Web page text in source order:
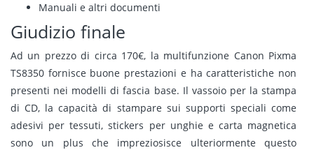
Manuali e altri documenti
Giudizio finale
Ad un prezzo di circa 170€, la multifunzione Canon Pixma
TS8350 fornisce buone prestazioni e ha caratteristiche non
presenti nei modelli di fascia base. Il vassoio per la stampa
di CD, la capacità di stampare sui supporti speciali come
adesivi per tessuti, stickers per unghie e carta magnetica
sono un plus che impreziosisce ulteriormente questo